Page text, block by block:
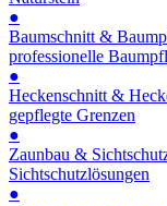
●
Baumschnitt &
professionelle
●
Heckenschnitt &
gepflegte Grenzen
●
Zaunbau &
Sichtschutzlösungen
●